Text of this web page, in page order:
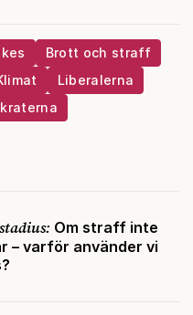
Brott och straff
Liberalerna
Om straff inte
– varför använder vi